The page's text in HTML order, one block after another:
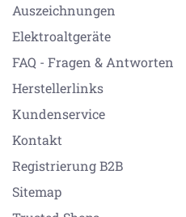
Auszeichnungen
Elektroaltgeräte
FAQ - Fragen & Antworten
Herstellerlinks
Kundenservice
Kontakt
Registrierung B2B
Sitemap